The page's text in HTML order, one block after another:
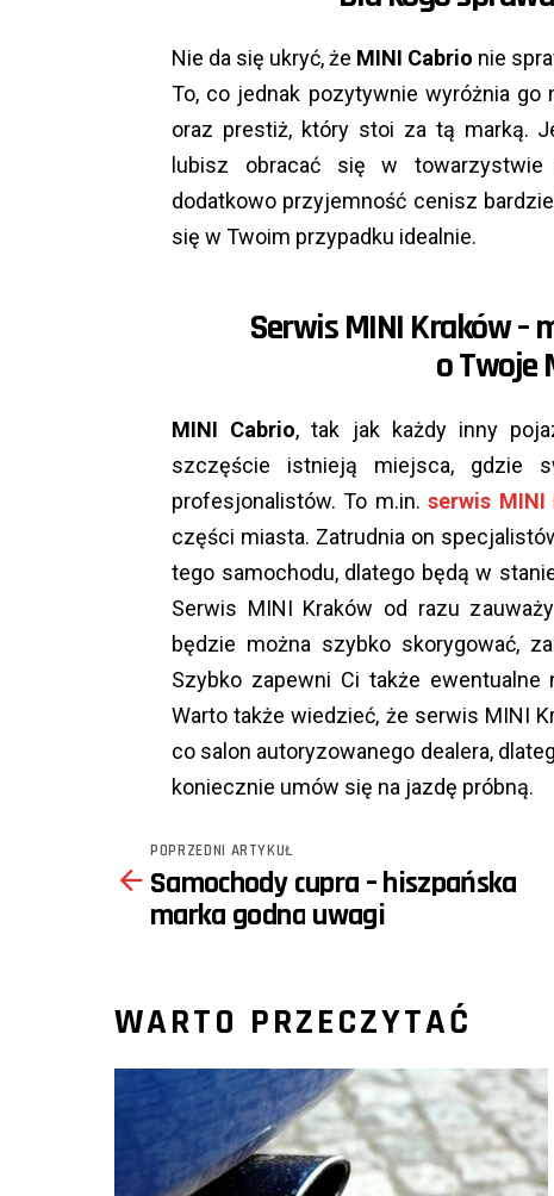
Nie da się ukryć, że MINI Cabrio nie
To, co jednak pozytywnie wyróżnia
oraz prestiż, który stoi za tą marką.
lubisz obracać się w
dodatkowo przyjemność cenisz
się w Twoim przypadku idealnie.
Serwis MINI Kraków –
o Twoje
MINI Cabrio, tak jak każdy inny
szczęście istnieją miejsca, gdzie
profesjonalistów. To m.in.serwis MINI
części miasta. Zatrudnia on
tego samochodu, dlatego będą w
Serwis MINI Kraków od razu
będzie można szybko skorygować,
Szybko zapewni Ci także
Warto także wiedzieć, że serwis MINI
co salon autoryzowanego dealera,
koniecznie umów się na jazdę próbną.
more
POPRZEDNI ARTYKUŁ
Samochody cupra – hiszpańska
marka godna uwagi
WARTO PRZECZYTAĆ